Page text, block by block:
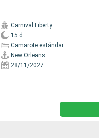
Carnival Liberty
15 d
Camarote estándar
New Orleans
28/11/2027